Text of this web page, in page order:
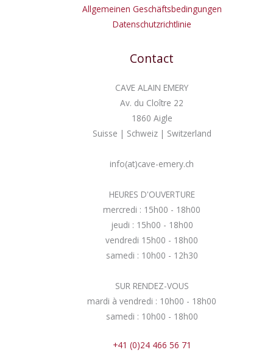
Allgemeinen Geschäftsbedingungen
Datenschutzrichtlinie
Contact
CAVE ALAIN EMERY
Av. du Cloître 22
1860 Aigle
Suisse | Schweiz | Switzerland
info(at)cave-emery.ch
HEURES D'OUVERTURE
mercredi : 15h00 - 18h00
jeudi : 15h00 - 18h00
vendredi 15h00 - 18h00
samedi : 10h00 - 12h30
SUR RENDEZ-VOUS
mardi à vendredi : 10h00 - 18h00
samedi : 10h00 - 18h00
+41 (0)24 466 56 71